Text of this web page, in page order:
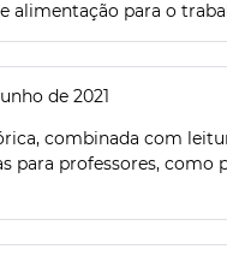
alimentação para o
de 2021
combinada com
para professores, como